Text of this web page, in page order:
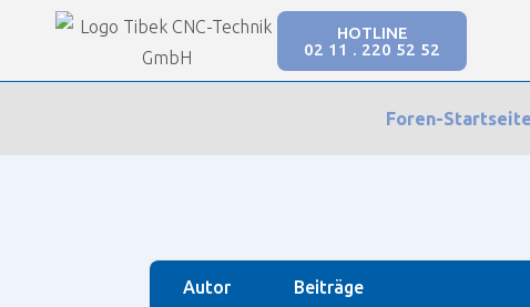
HOTLINE
02 11 . 220 52 52
Foren-Startseite
Autor Beiträge